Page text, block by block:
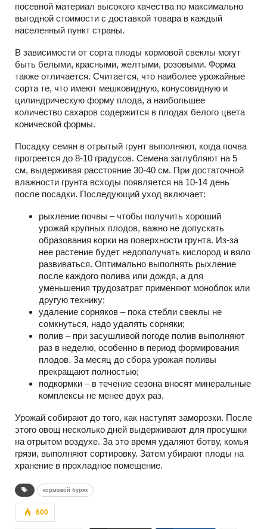
посевной материал высокого качества по максимально
выгодной стоимости с доставкой товара в каждый
населенный пункт страны.
В зависимости от сорта плоды кормовой свеклы могут
быть белыми, красными, желтыми, розовыми. Форма
также отличается. Считается, что наиболее урожайные
сорта те, что имеют мешковидную, конусовидную и
цилиндрическую форму плода, а наибольшее
количество сахаров содержится в плодах белого цвета
конической формы.
Посадку семян в отрытый грунт выполняют, когда почва
прогреется до 8-10 градусов. Семена заглубляют на 5
см, выдерживая расстояние 30-40 см. При достаточной
влажности грунта всходы появляется на 10-14 день
после посадки. Последующий уход включает:
рыхление почвы – чтобы получить хороший
урожай крупных плодов, важно не допускать
образования корки на поверхности грунта. Из-за
нее растение будет недополучать кислород и вяло
развиваться. Оптимально выполнять рыхление
после каждого полива или дождя, а для
уменьшения трудозатрат применяют моноблок или
другую технику;
удаление сорняков – пока стебли свеклы не
сомкнуться, надо удалять сорняки;
полив – при засушливой погоде полив выполняют
раз в неделю, особенно в период формирования
плодов. За месяц до сбора урожая поливы
прекращают полностью;
подкормки – в течение сезона вносят минеральные
комплексы не менее двух раз.
Урожай собирают до того, как наступят заморозки. После
этого овощ несколько дней выдерживают для просушки
на отрытом воздухе. За это время удаляют ботву, комья
грязи, выполняют сортировку. Затем убирают плоды на
хранение в прохладное помещение.
кормовой буряк
600